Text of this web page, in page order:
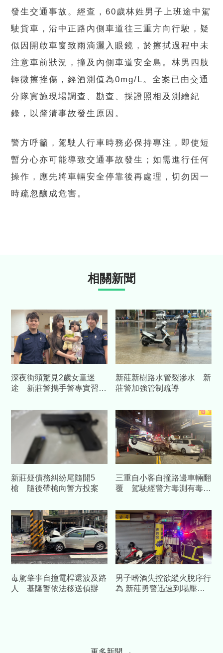
發生交通事故。經查，60歲林姓男子上班途中駕
駛貨車，沿中正路內側車道往三重方向行駛，疑
似因開啟車窗致雨滴灑入眼鏡，於擦拭過程中未
注意車前狀況，撞及內側車道安全島。林男四肢
輕微擦挫傷，經酒測值為0mg/L。全案已由交通
分隊實施現場調查、勘查、採證照相及測繪紀
錄，以釐清事故發生原因。
警方呼籲，駕駛人行車時務必保持專注，即使短
暫分心亦可能導致交通事故發生；如需進行任何
操作，應先將車輛安全停靠後再處理，切勿因一
時疏忽釀成危害。
相關新聞
深夜街頭驚見2歲女童迷
途 新莊警攜手警專實習生
新莊新樹路水管裂滲水 新
莊警加強管制疏導
新莊疑債務糾紛尾隨開5
槍 隨後帶槍向警方投案
三重自小客自撞路邊車輛翻
覆 駕駛經警方毒測有毒品
毒駕肇事自撞電桿還波及路
人 基隆警依法移送偵辦
男子嗜酒失控欲縱火脫序行
為 新莊勇警迅速到場壓制